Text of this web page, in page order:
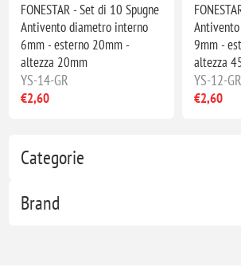
Categorie
Brand
FONESTAR - Set di 10 Spugne
Antivento diametro interno
6mm - esterno 20mm -
altezza 20mm
YS-14-GR
€2,60
9mm -
altezza
YS-12-GR
€2,60